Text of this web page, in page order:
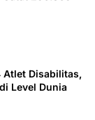
Atlet Disabilitas,
Level Dunia